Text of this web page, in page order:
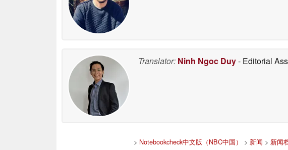
Translator: Ninh Ngoc Duy- Editorial
> Notebookcheck中文版（NBC中国） > 新闻 > 新闻